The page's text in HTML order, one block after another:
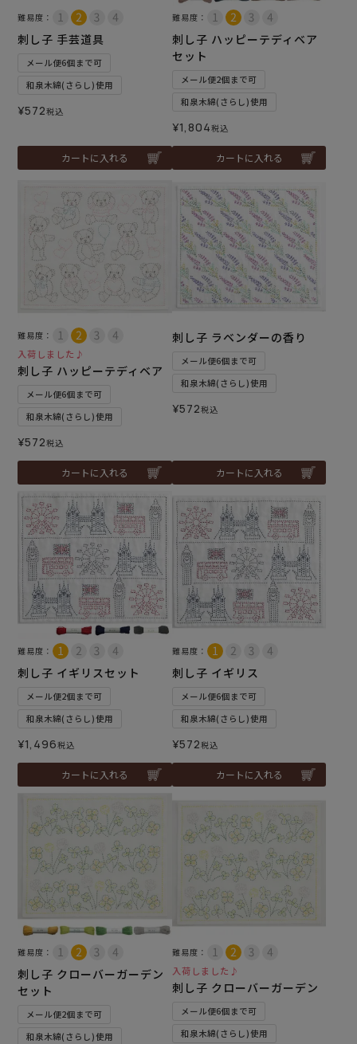
難易度：
刺し子 手芸道具
メール便6個まで可
和泉木綿(さらし)使用
¥572税込
カートに入れる
難易度：
刺し子 ハッピーテディベア
セット
メール便2個まで可
和泉木綿(さらし)使用
¥1,804税込
カートに入れる
難易度：
入荷しました♪
刺し子 ハッピーテディベア
メール便6個まで可
和泉木綿(さらし)使用
¥572税込
カートに入れる
刺し子 ラベンダーの香り
メール便6個まで可
和泉木綿(さらし)使用
¥572税込
カートに入れる
難易度：
刺し子 イギリスセット
メール便2個まで可
和泉木綿(さらし)使用
¥1,496税込
カートに入れる
難易度：
刺し子 イギリス
メール便6個まで可
和泉木綿(さらし)使用
¥572税込
カートに入れる
難易度：
刺し子 クローバーガーデン
セット
メール便2個まで可
和泉木綿(さらし)使用
難易度：
入荷しました♪
刺し子 クローバーガーデン
メール便6個まで可
和泉木綿(さらし)使用